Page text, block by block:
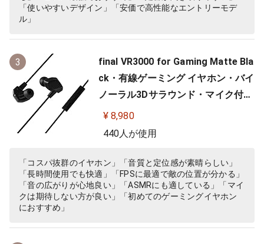
「使いやすいデザイン」「安価で高性能なエントリーモデ
ル」
3
final VR3000 for Gaming Matte Bla
ck・有線ゲーミング イヤホン・バイ
ノーラル3Dサラウンド・マイク付き
【ゲーム/VR/バイノーラル/ASMR /
360オーディオ推奨】
¥ 8,980
440人が使用
「コスパ抜群のイヤホン」「音質と定位感が素晴らしい」
「長時間使用でも快適」「FPSに最適で敵の位置が分かる」
「音の広がりが心地良い」「ASMRにも適している」「マイ
クは期待しない方が良い」「初めてのゲーミングイヤホン
におすすめ」